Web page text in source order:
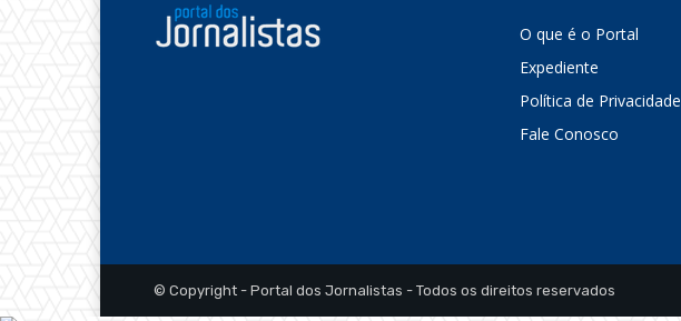
O que é o Portal
Expediente
Política de Privacidade
Fale Conosco
© Copyright - Portal dos Jornalistas - Todos os direitos reservados